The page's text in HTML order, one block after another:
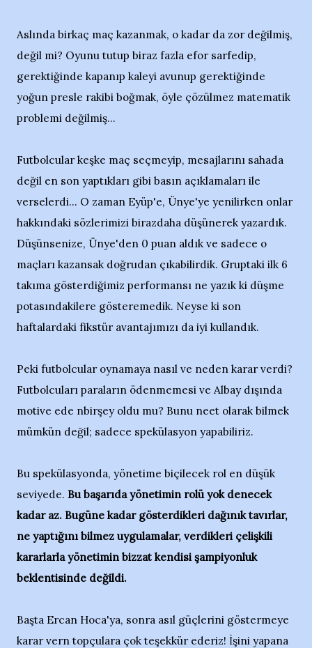
Aslında birkaç maç kazanmak, o kadar da zor değilmiş,
değil mi? Oyunu tutup biraz fazla efor sarfedip,
gerektiğinde kapanıp kaleyi avunup gerektiğinde
yoğun presle rakibi boğmak, öyle çözülmez matematik
problemi değilmiş...
Futbolcular keşke maç seçmeyip, mesajlarını sahada
değil en son yaptıkları gibi basın açıklamaları ile
verselerdi... O zaman Eyüp'e, Ünye'ye yenilirken onlar
hakkındaki sözlerimizi birazdaha düşünerek yazardık.
Düşünsenize, Ünye'den 0 puan aldık ve sadece o
maçları kazansak doğrudan çıkabilirdik. Gruptaki ilk 6
takıma gösterdiğimiz performansı ne yazık ki düşme
potasındakilere gösteremedik. Neyse ki son
haftalardaki fikstür avantajımızı da iyi kullandık.
Peki futbolcular oynamaya nasıl ve neden karar verdi?
Futbolcuları paraların ödenmemesi ve Albay dışında
motive ede nbirşey oldu mu? Bunu neet olarak bilmek
mümkün değil; sadece spekülasyon yapabiliriz.
Bu spekülasyonda, yönetime biçilecek rol en düşük
seviyede. Bu başarıda yönetimin rolü yok denecek
kadar az. Bugüne kadar gösterdikleri dağınık tavırlar,
ne yaptığını bilmez uygulamalar, verdikleri çelişkili
kararlarla yönetimin bizzat kendisi şampiyonluk
beklentisinde değildi.
Başta Ercan Hoca'ya, sonra asıl güçlerini göstermeye
karar vern topçulara çok teşekkür ederiz! İşini yapana